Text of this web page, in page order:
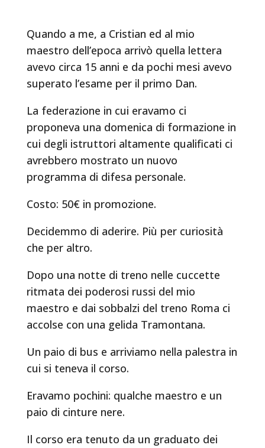
Quando a me, a Cristian ed al mio
maestro dell’epoca arrivò quella lettera
avevo circa 15 anni e da pochi mesi avevo
superato l’esame per il primo Dan.
La federazione in cui eravamo ci
proponeva una domenica di formazione in
cui degli istruttori altamente qualificati ci
avrebbero mostrato un nuovo
programma di difesa personale.
Costo: 50€ in promozione.
Decidemmo di aderire. Più per curiosità
che per altro.
Dopo una notte di treno nelle cuccette
ritmata dei poderosi russi del mio
maestro e dai sobbalzi del treno Roma ci
accolse con una gelida Tramontana.
Un paio di bus e arriviamo nella palestra in
cui si teneva il corso.
Eravamo pochini: qualche maestro e un
paio di cinture nere.
Il corso era tenuto da un graduato dei